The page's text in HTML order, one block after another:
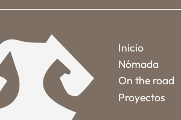
Inicio
Nómada
On the road
Proyectos